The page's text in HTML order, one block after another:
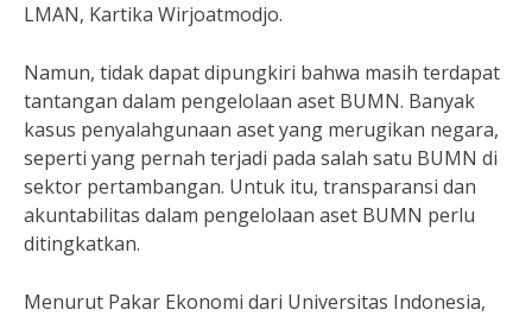
LMAN, Kartika Wirjoatmodjo.
Namun, tidak dapat dipungkiri bahwa masih terdapat
tantangan dalam pengelolaan aset BUMN. Banyak
kasus penyalahgunaan aset yang merugikan negara,
seperti yang pernah terjadi pada salah satu BUMN di
sektor pertambangan. Untuk itu, transparansi dan
akuntabilitas dalam pengelolaan aset BUMN perlu
ditingkatkan.
Menurut Pakar Ekonomi dari Universitas Indonesia,